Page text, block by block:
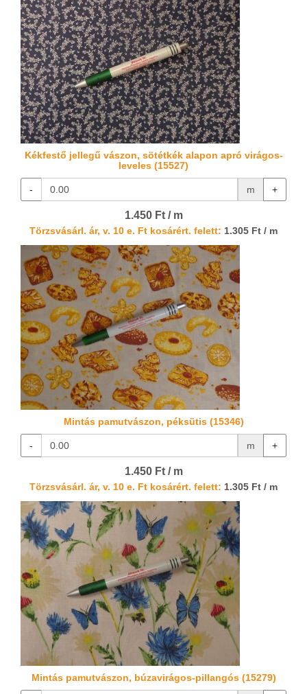
Kékfestő jellegű vászon, sötétkék alapon apró virágos-
leveles (15527)
- m +
1.450 Ft / m
Törzsvásárl. ár, v. 10 e. Ft kosárért. felett: 1.305 Ft / m
Mintás pamutvászon, péksütis (15346)
- m +
1.450 Ft / m
Törzsvásárl. ár, v. 10 e. Ft kosárért. felett: 1.305 Ft / m
Mintás pamutvászon, búzavirágos-pillangós (15279)